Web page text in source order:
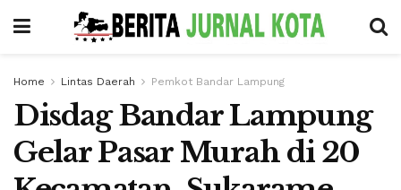
Home Lintas Daerah Pemkot Bandar Lampung
Disdag Bandar Lampung
Gelar Pasar Murah di 20